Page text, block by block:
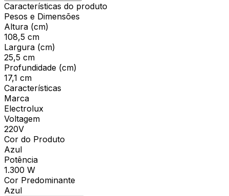
Características do produto
Pesos e Dimensões
Altura (cm)
108,5 cm
Largura (cm)
25,5 cm
Profundidade (cm)
17,1 cm
Características
Marca
Electrolux
Voltagem
220V
Cor do Produto
Azul
Potência
1.300 W
Cor Predominante
Azul